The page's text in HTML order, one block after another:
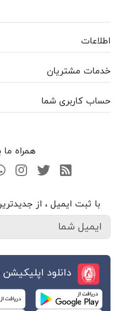
اطلاعات
خدمات مشتریان
حساب کاربری شما
همراه ما
RSS توییتر
با ثبت ایمیل ، از
دانلود